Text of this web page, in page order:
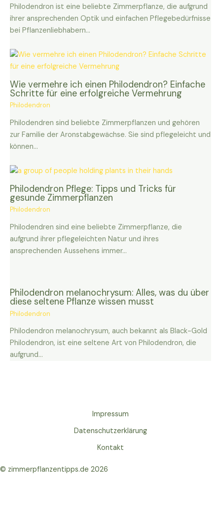
Philodendron ist eine beliebte Zimmerpflanze, die aufgrund
ihrer ansprechenden Optik und einfachen Pflegebedürfnisse
bei Pflanzenliebhabern…
Wie vermehre ich einen Philodendron? Einfache
Schritte für eine erfolgreiche Vermehrung
Philodendron
Philodendren sind beliebte Zimmerpflanzen und gehören
zur Familie der Aronstabgewächse. Sie sind pflegeleicht und
können…
Philodendron Pflege: Tipps und Tricks für
gesunde Zimmerpflanzen
Philodendron
Philodendren sind eine beliebte Zimmerpflanze, die
aufgrund ihrer pflegeleichten Natur und ihres
ansprechenden Aussehens immer…
Philodendron melanochrysum: Alles, was du über
diese seltene Pflanze wissen musst
Philodendron
Philodendron melanochrysum, auch bekannt als Black-Gold
Philodendron, ist eine seltene Art von Philodendron, die
aufgrund…
Impressum
Datenschutzerklärung
Kontakt
© zimmerpflanzentipps.de 2026